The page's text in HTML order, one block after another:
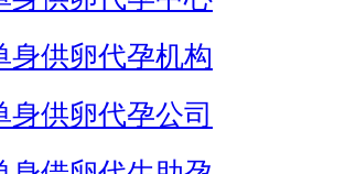
身供卵代孕机构
身供卵代孕公司